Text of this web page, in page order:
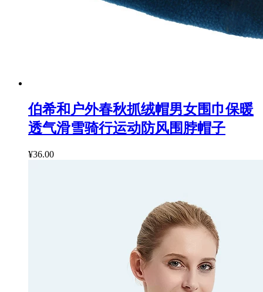
伯希和户外春秋抓绒帽男女围巾保暖
透气滑雪骑行运动防风围脖帽子
¥36.00